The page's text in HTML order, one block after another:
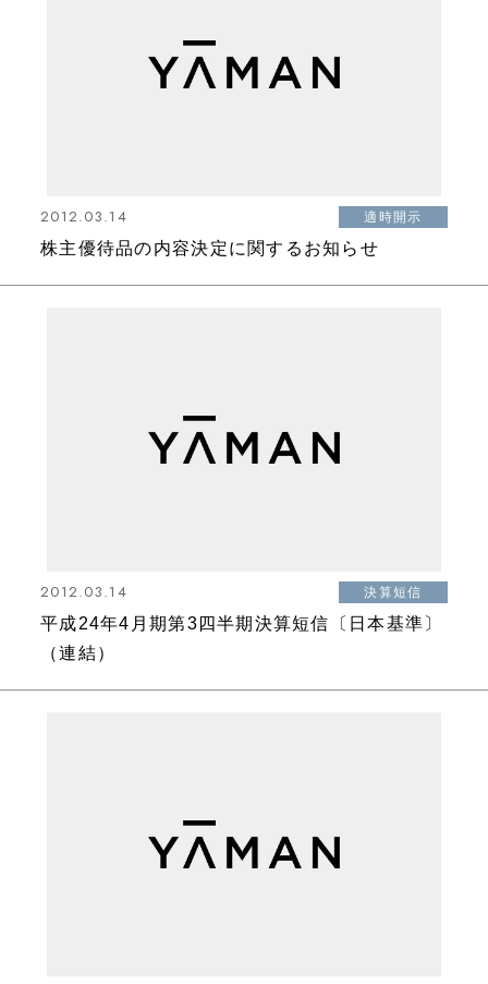
2012.03.14 適時開示
株主優待品の内容決定に関するお知らせ
2012.03.14 決算短信
平成24年4月期第3四半期決算短信〔日本基準〕
（連結）